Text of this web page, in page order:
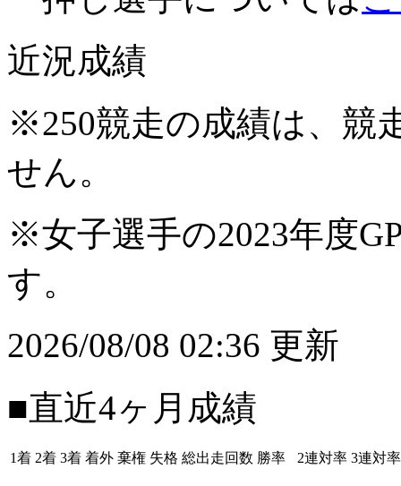
近況成績
※250競走の成績は、競
せん。
※女子選手の2023年度
す。
2026/08/08 02:36 更新
■直近4ヶ月成績
1着 2着 3着 着外 棄権 失格 総出走回数 勝率 2連対率 3連対率